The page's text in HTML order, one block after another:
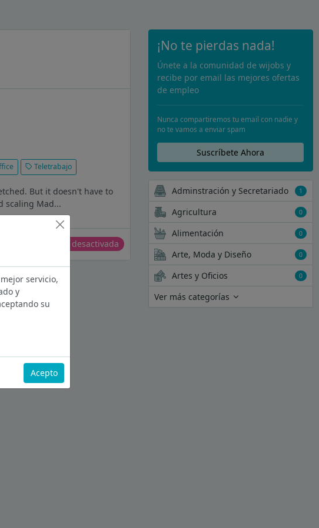
Teletrabajo
But it doesn't have to
scaling Mad...
Oferta desactivada
¡No te pierdas nada!
Únete a la comunidad de wijobs y
recibe por email las mejores ofertas
de empleo
Nunca compartiremos tu email con nadie y
no te vamos a enviar spam
Suscríbete Ahora
Adminstración y Secretariado 1
Agricultura 0
Alimentación 0
Arte, Moda y Diseño 0
Artes y Oficios 0
Ver más categorías
servicio,
y
su
Acepto